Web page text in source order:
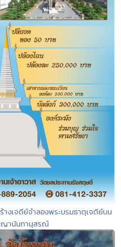
งเจดีย์จำลองพระบรมธาตุเจดีย์บน
านันทานุสรณ์